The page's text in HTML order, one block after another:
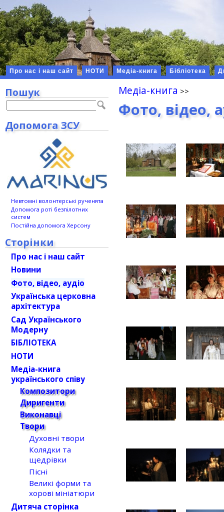
Про нас і наш сайт НОТИ Медіа-книга Бібліотека
Медіа-книга
Фото, відео,
Пошук
Допомога ЗСУ
Невтомні волонтерські рученята
Допомога роті безпілотних
систем
Постійна допомога Херсону
Сторінки
Про нас і наш сайт
Новини
Фото, відео, аудіо
Українська церковна
архітектура
Сад Українського
Модерну
БІБЛІОТЕКА
НОТИ
Медіа-книга
українського співу
Композитори
Диригенти
Виконавці
Твори
Духовні твори
Колядки та
щедрівки
Пісні
Великі форми та
хорові мініатюри
Дитяча сторінка